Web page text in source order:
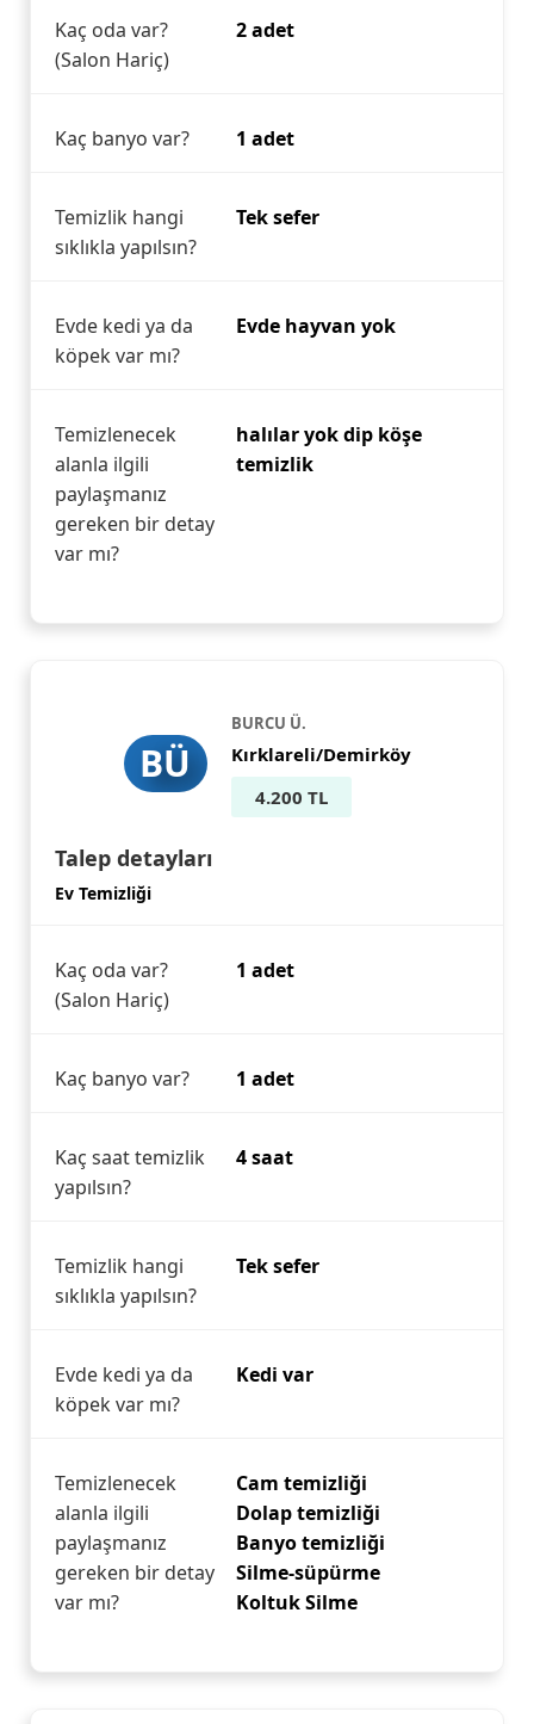
Kaç oda var?
(Salon Hariç)
2 adet
Kaç banyo var? 1 adet
Temizlik hangi
sıklıkla yapılsın?
Tek sefer
Evde kedi ya da
köpek var mı?
Evde hayvan yok
Temizlenecek
alanla ilgili
paylaşmanız
gereken bir detay
var mı?
halılar yok dip köşe
temizlik
BÜ
BURCU Ü.
Kırklareli/Demirköy
4.200 TL
Talep detayları
Ev Temizliği
Kaç oda var?
(Salon Hariç)
1 adet
Kaç banyo var? 1 adet
Kaç saat temizlik
yapılsın?
4 saat
Temizlik hangi
sıklıkla yapılsın?
Tek sefer
Evde kedi ya da
köpek var mı?
Kedi var
Temizlenecek
alanla ilgili
paylaşmanız
gereken bir detay
var mı?
Cam temizliği
Dolap temizliği
Banyo temizliği
Silme-süpürme
Koltuk Silme